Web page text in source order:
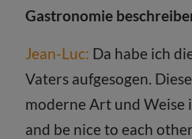
Gastronomie
Jean-Luc: Da habe ich
Vaters aufgesogen.
moderne Art und Weise
and be nice to each